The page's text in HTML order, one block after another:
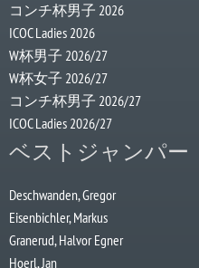
コンチ杯男子 2026
ICOC Ladies 2026
W杯男子 2026/27
W杯女子 2026/27
コンチ杯男子 2026/27
ICOC Ladies 2026/27
ベストジャンパー
Deschwanden, Gregor
Eisenbichler, Markus
Granerud, Halvor Egner
Hoerl, Jan